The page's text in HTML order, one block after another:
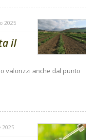
2025
il
valorizzi anche dal punto
2025